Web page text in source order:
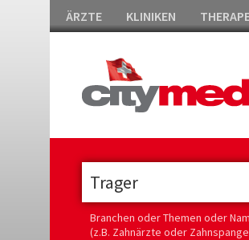
ÄRZTE KLINIKEN
Branchen oder Themen oder
(z.B. Zahnärzte oder